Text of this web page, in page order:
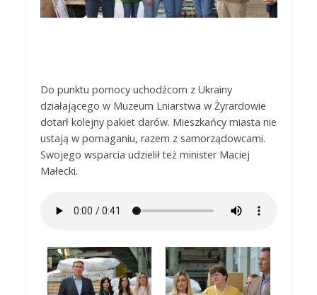
Do punktu pomocy uchodźcom z Ukrainy
działającego w Muzeum Lniarstwa w Żyrardowie
dotarł kolejny pakiet darów. Mieszkańcy miasta nie
ustają w pomaganiu, razem z samorządowcami.
Swojego wsparcia udzielił też minister Maciej
Małecki.